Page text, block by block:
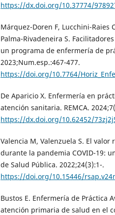
https://dx.doi.org/10.37774/
Márquez-Doren F, Lucchini-Raies
Palma-Rivadeneira S.
un programa de enfermería de
2023;Num.esp.:467-477.
https://doi.org/10.7764/
De Aparicio X. Enfermería en
atención sanitaria. REMCA.
https://dx.doi.org/10.62452/
Valencia M, Valenzuela S. El
durante la pandemia COVID-19:
de Salud Pública. 2022;24(3):1-.
https://doi.org/10.15446/
Bustos E. Enfermería de Práctica
atención primaria de salud en el